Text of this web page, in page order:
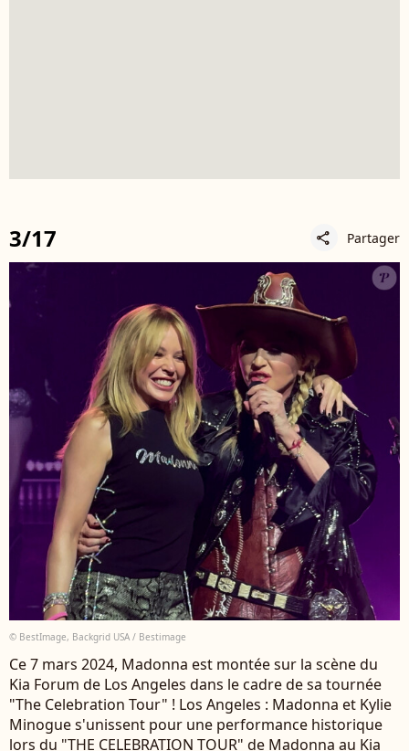
3/17 share Partager
© BestImage, Backgrid USA / Bestimage
Ce 7 mars 2024, Madonna est montée sur la scène du
Kia Forum de Los Angeles dans le cadre de sa tournée
"The Celebration Tour" ! Los Angeles : Madonna et Kylie
Minogue s'unissent pour une performance historique
lors du "THE CELEBRATION TOUR" de Madonna au Kia